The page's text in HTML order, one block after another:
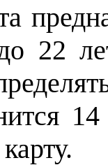
22